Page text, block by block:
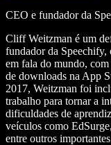
CEO e fundador da
Cliff Weitzman é um
fundador da Speechify,
em fala do mundo,
de downloads na App
2017, Weitzman foi
trabalho para tornar a
dificuldades de
veículos como
entre outros